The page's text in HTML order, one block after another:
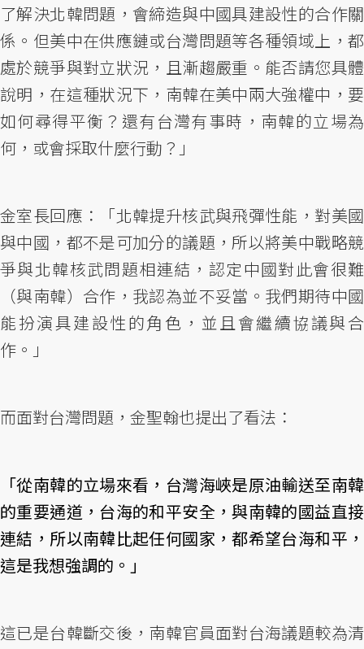
了解決北韓問題，會締造與中國具建設性的合作關
係。但美中在供應鏈或台灣問題等各種領域上，都
處於競爭與對立狀況，且漸趨嚴重。能否請您具體
說明，在這種狀況下，南韓在美中兩大強權中，要
如何尋得平衡？還有台灣有事時，南韓的立場為
何，或會採取什麼行動？」
金室長回應：「北韓提升核武與飛彈性能，對美國
與中國，都不是可加分的議題，所以將美中戰略競
爭與北韓核武問題相連結，認定中國對此會很難
（與南韓）合作，我認為並不妥當。我們期待中國
能扮演具建設性的角色，並且會繼續協議與合
作。」
而面對台灣問題，金聖翰也提出了看法：
「從南韓的立場來看，台灣海峽是原油輸送至南韓
的重要通道，台海的和平安全，與南韓的國益直接
連結，所以南韓比起任何國家，都希望台海和平，
這是我想強調的。」
這已是台韓斷交後，南韓官員面對台海議題較為清